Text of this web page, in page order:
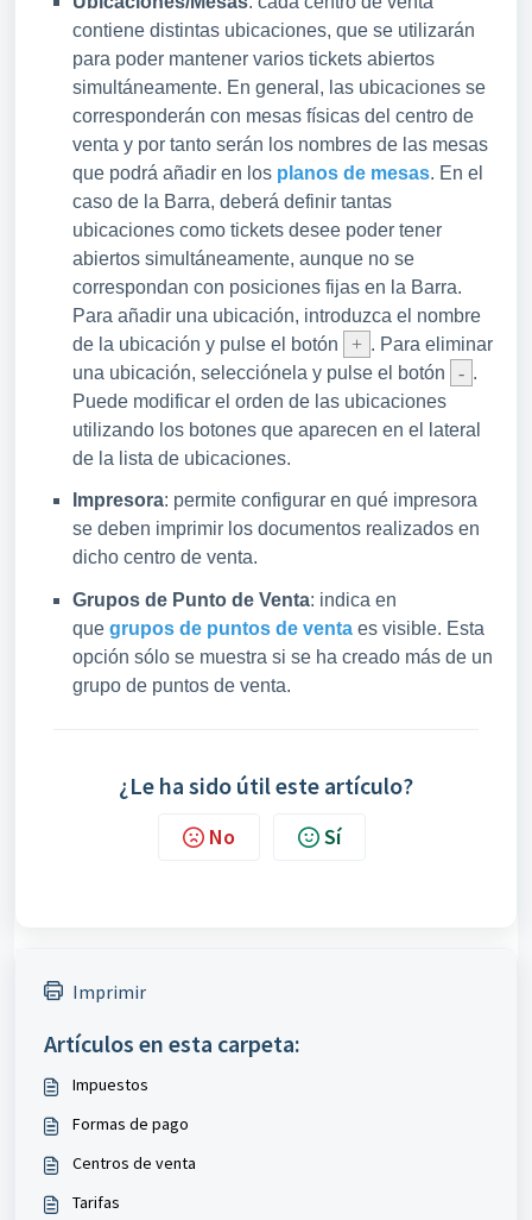
contiene distintas ubicaciones, que se utilizarán
para poder mantener varios tickets abiertos
simultáneamente. En general, las ubicaciones se
corresponderán con mesas físicas del centro de
venta y por tanto serán los nombres de las mesas
que podrá añadir en los planos de mesas. En el
caso de la Barra, deberá definir tantas
ubicaciones como tickets desee poder tener
abiertos simultáneamente, aunque no se
correspondan con posiciones fijas en la Barra.
Para añadir una ubicación, introduzca el nombre
de la ubicación y pulse el botón
+ . Para eliminar
una ubicación, selecciónela y pulse el botón
- .
Puede modificar el orden de las ubicaciones
utilizando los botones que aparecen en el lateral
de la lista de ubicaciones.
Impresora: permite configurar en qué impresora
se deben imprimir los documentos realizados en
dicho centro de venta.
Grupos de Punto de Venta: indica en
que grupos de puntos de venta es visible. Esta
opción sólo se muestra si se ha creado más de un
grupo de puntos de venta.
¿Le ha sido útil este artículo?
No Sí
Imprimir
Artículos en esta carpeta:
Impuestos
Formas de pago
Centros de venta
Tarifas